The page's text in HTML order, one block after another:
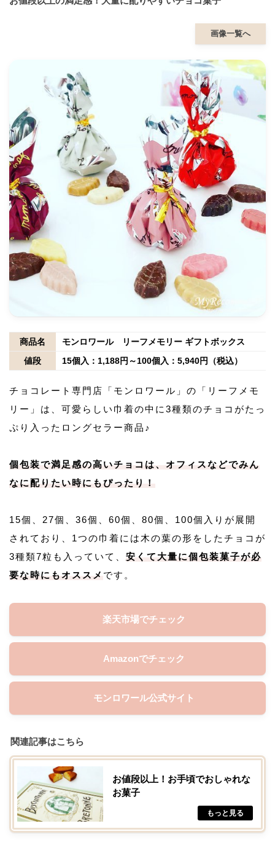
画像一覧へ
商品名
モンロワール リーフメモリー ギフトボックス
値段
15個入：1,188円～100個入：5,940円（税込）
チョコレート専門店「モンロワール」の「リーフメモ
リー」は、可愛らしい巾着の中に3種類のチョコがたっ
ぷり入ったロングセラー商品♪
個包装で満足感の高いチョコは、オフィスなどでみん
なに配りたい時にもぴったり！
15個、27個、36個、60個、80個、100個入りが展開
されており、1つの巾着には木の葉の形をしたチョコが
3種類7粒も入っていて、 安くて大量に個包装菓子が必
要な時にもオススメ です。
楽天市場でチェック
Amazonでチェック
モンロワール公式サイト
関連記事はこちら
お値段以上！お手頃でおしゃれな
お菓子